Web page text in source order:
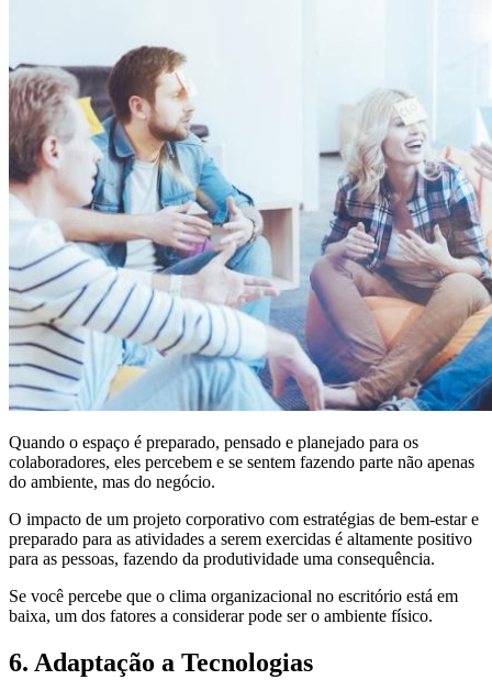
Quando o espaço é preparado, pensado e planejado para os
colaboradores, eles percebem e se sentem fazendo parte não apenas
do ambiente, mas do negócio.
O impacto de um projeto corporativo com estratégias de bem-estar e
preparado para as atividades a serem exercidas é altamente positivo
para as pessoas, fazendo da produtividade uma consequência.
Se você percebe que o clima organizacional no escritório está em
baixa, um dos fatores a considerar pode ser o ambiente físico.
6. Adaptação a Tecnologias